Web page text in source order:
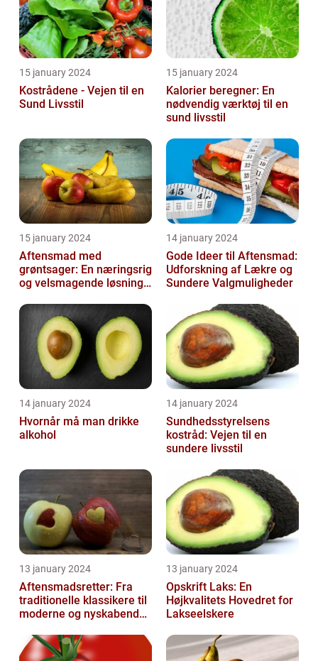
15 january 2024
Kostrådene - Vejen til en
Sund Livsstil
15 january 2024
Kalorier beregner: En
nødvendig værktøj til en
sund livsstil
15 january 2024
Aftensmad med
grøntsager: En næringsrig
og velsmagende løsning
14 january 2024
Gode Ideer til Aftensmad:
Udforskning af Lækre og
Sundere Valgmuligheder
14 january 2024
Hvornår må man drikke
alkohol
14 january 2024
Sundhedsstyrelsens
kostråd: Vejen til en
sundere livsstil
13 january 2024
Aftensmadsretter: Fra
traditionelle klassikere til
moderne og nyskabende
13 january 2024
Opskrift Laks: En
Højkvalitets Hovedret for
Lakseelskere